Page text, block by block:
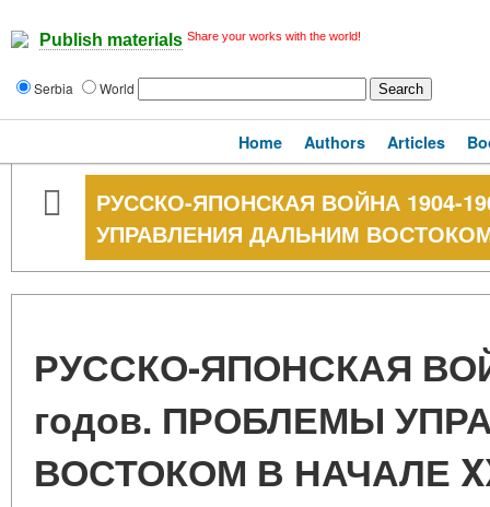
Publish materials Share your works with the world!
Serbia World
Home Authors Articles
РУССКО-ЯПОНСКАЯ ВОЙНА 1904-
УПРАВЛЕНИЯ ДАЛЬНИМ ВОСТОКОМ
РУССКО-ЯПОНСКАЯ
годов. ПРОБЛЕМЫ
ВОСТОКОМ В НАЧАЛЕ